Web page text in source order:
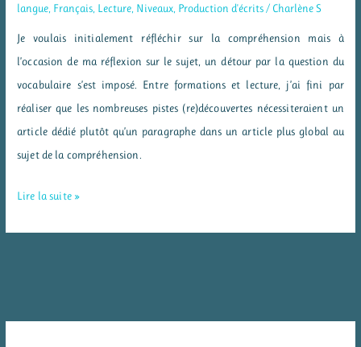
langue Français Lecture Niveaux Production d'écrits / Charlène S
Je voulais initialement réfléchir sur la compréhension mais à
l’occasion de ma réflexion sur le sujet, un détour par la question du
vocabulaire s’est imposé. Entre formations et lecture, j’ai fini par
réaliser que les nombreuses pistes (re)découvertes nécessiteraient un
article dédié plutôt qu’un paragraphe dans un article plus global au
sujet de la compréhension.
Enseigner
Lire la suite »